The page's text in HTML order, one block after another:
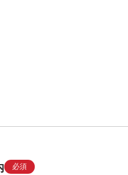
必須